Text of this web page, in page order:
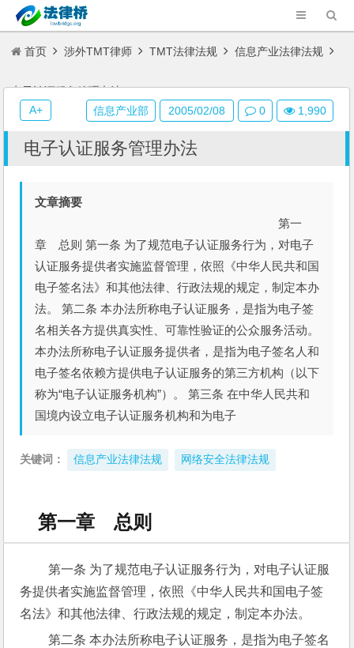
首页 涉外TMT律师 TMT法律法规 信息产业法律法规
电子认证服务管理办法
电子认证服务管理办法
文章摘要
第一
章 总则 第一条 为了规范电子认证服务行为，对电子
认证服务提供者实施监督管理，依照《中华人民共和国
电子签名法》和其他法律、行政法规的规定，制定本办
法。 第二条 本办法所称电子认证服务，是指为电子签
名相关各方提供真实性、可靠性验证的公众服务活动。
本办法所称电子认证服务提供者，是指为电子签名人和
电子签名依赖方提供电子认证服务的第三方机构（以下
称为“电子认证服务机构”）。 第三条 在中华人民共和
国境内设立电子认证服务机构和为电子
关键词： 信息产业法律法规 网络安全法律法规
第一章 总则
第一条 为了规范电子认证服务行为，对电子认证服
务提供者实施监督管理，依照《中华人民共和国电子签
名法》和其他法律、行政法规的规定，制定本办法。
第二条 本办法所称电子认证服务，是指为电子签名
信息产业部 2005/02/08 0 1,990
A+